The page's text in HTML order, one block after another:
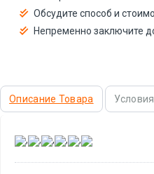
Обсудите способ и
Непременно заключите
Описание Товара
, , , , ,